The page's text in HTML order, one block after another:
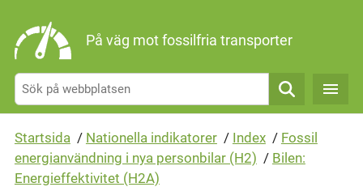
På väg mot fossilfria transporter
Sök
Startsida / Nationella indikatorer / Index / Fossil
energianvändning i nya personbilar (H2) / Bilen:
Energieffektivitet (H2A)